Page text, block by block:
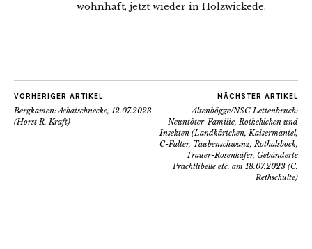
wohnhaft, jetzt wieder in Holzwickede.
VORHERIGER ARTIKEL
Bergkamen: Achatschnecke, 12.07.2023
(Horst R. Kraft)
NÄCHSTER ARTIKEL
Altenbögge/NSG Lettenbruch:
Neuntöter-Familie, Rotkehlchen und
Insekten (Landkärtchen, Kaisermantel,
C-Falter, Taubenschwanz, Rothalsbock,
Trauer-Rosenkäfer, Gebänderte
Prachtlibelle etc. am 18.07.2023 (C.
Rethschulte)